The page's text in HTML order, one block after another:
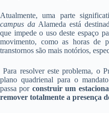
Atualmente, uma parte
campus da Alameda está
que impede o uso deste espaço
movimento, como as horas
transtornos são mais notórios,
Para resolver este problema, o
plano quadrienal para o
passa porconstruir um
remover totalmente a presença